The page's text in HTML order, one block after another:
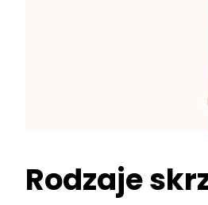
Rodzaje